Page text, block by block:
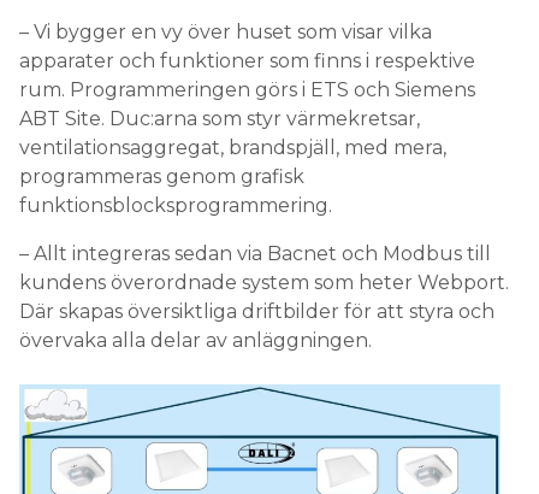
– Vi bygger en vy över huset som visar vilka
apparater och funktioner som finns i respektive
rum. Programmeringen görs i ETS och Siemens
ABT Site. Duc:arna som styr värmekretsar,
ventilationsaggregat, brandspjäll, med mera,
programmeras genom grafisk
funktionsblocksprogrammering.
– Allt integreras sedan via Bacnet och Modbus till
kundens överordnade system som heter Webport.
Där skapas översiktliga driftbilder för att styra och
övervaka alla delar av anläggningen.